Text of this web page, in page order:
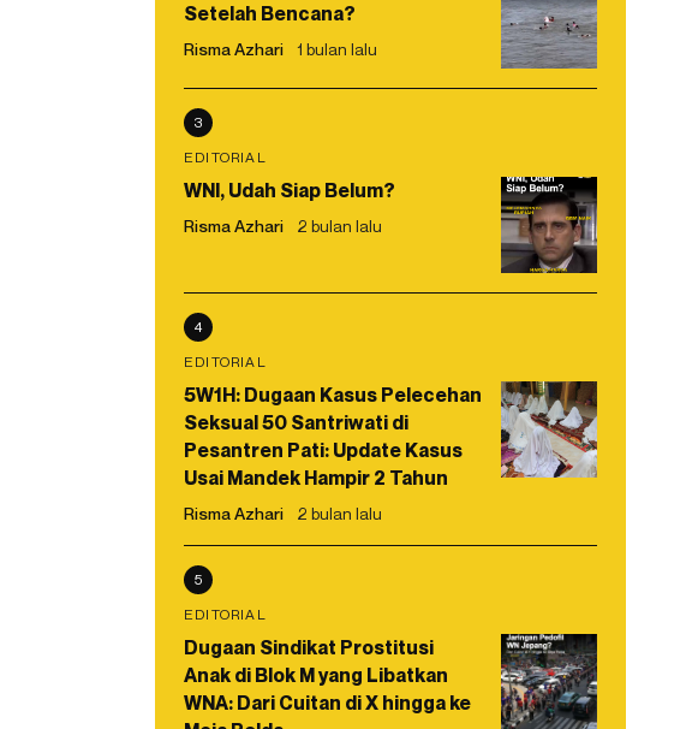
Setelah Bencana?
Risma Azhari 1 bulan lalu
3
EDITORIAL
WNI, Udah Siap Belum?
Risma Azhari 2 bulan lalu
4
EDITORIAL
5W1H: Dugaan Kasus Pelecehan
Seksual 50 Santriwati di
Pesantren Pati: Update Kasus
Usai Mandek Hampir 2 Tahun
Risma Azhari 2 bulan lalu
5
EDITORIAL
Dugaan Sindikat Prostitusi
Anak di Blok M yang Libatkan
WNA: Dari Cuitan di X hingga ke